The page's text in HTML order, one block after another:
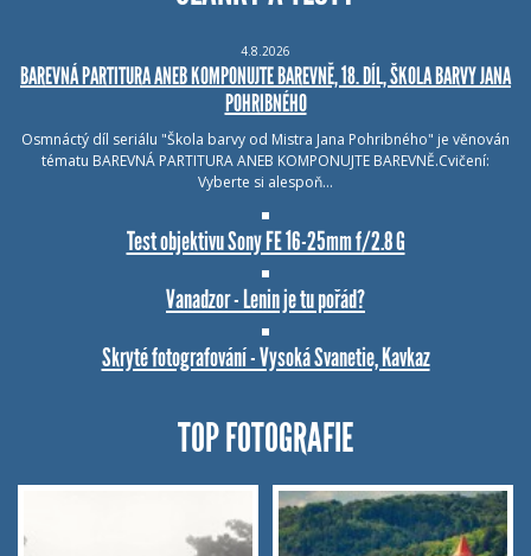
4.8.2026
BAREVNÁ PARTITURA ANEB KOMPONUJTE BAREVNĚ, 18. DÍL, ŠKOLA BARVY JANA
POHRIBNÉHO
Osmnáctý díl seriálu "Škola barvy od Mistra Jana Pohribného" je věnován
tématu BAREVNÁ PARTITURA ANEB KOMPONUJTE BAREVNĚ.Cvičení:
Vyberte si alespoň…
Test objektivu Sony FE 16-25mm f/2.8 G
Vanadzor - Lenin je tu pořád?
Skryté fotografování - Vysoká Svanetie, Kavkaz
TOP FOTOGRAFIE